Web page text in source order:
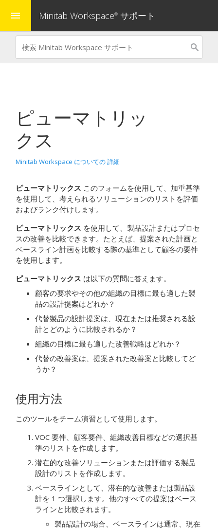
menu Minitab Workspace® サポート
ピューマトリッ
クス
Minitab Workspace についての 詳細
ピューマトリックス このフォームを使用して、加重基準
を使用して、考えられるソリューションのリストを評価
およびランク付けします。
ピューマトリックス を使用して、製品設計またはプロセ
スの改善を比較できます。たとえば、提案された計画と
ベースライン計画を比較する際の基準として顧客の要件
を使用します。
ピューマトリックス は以下の質問に答えます。
顧客の要求やその他の組織の目標に最も適した製
品の設計提案はどれか？
代替製品の設計提案は、現在または推奨される設
計とどのように比較されるか？
組織の目標に最も適した改善戦略はどれか？
代替の改善案は、提案された改善案と比較してど
うか？
使用方法
このツールをチーム演習として使用します。
VOC 要件、顧客要件、組織改善目標などの選択基
準のリストを作成します。
潜在的な改善ソリューションまたは評価する製品
設計のリストを作成します。
ベースラインとして、潜在的な改善または製品設
計を 1 つ選択します。他のすべての提案はベース
ラインと比較されます。
製品設計の場合、ベースラインは通常、現在